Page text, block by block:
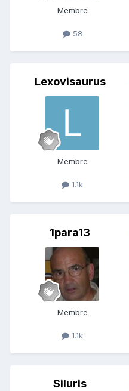
Membre
58
Lexovisaurus
Membre
1.1k
1para13
Membre
1.1k
Siluris